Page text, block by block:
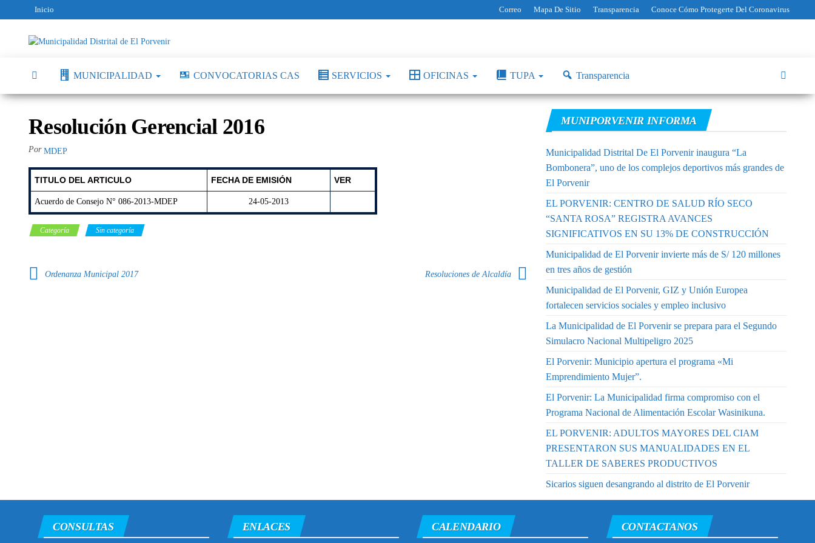
Inicio Correo Mapa De Sitio Transparencia Conoce Cómo Protegerte Del Coronavirus
Distrital de El
Calzado
Peruano
MUNICIPALIDAD CONVOCATORIAS CAS SERVICIOS OFICINAS TUPA Transparencia
Resolución Gerencial 2016
Por MDEP
TITULO DEL ARTICULO FECHA DE EMISIÓN VER
Acuerdo de Consejo N° 086-2013-MDEP 24-05-2013
Categoría Sin categoría
Ordenanza Municipal 2017 Resoluciones de Alcaldía
MUNIPORVENIR INFORMA
Municipalidad Distrital De El Porvenir inaugura “La
Bombonera”, uno de los complejos deportivos más grandes de
El Porvenir
EL PORVENIR: CENTRO DE SALUD RÍO SECO
“SANTA ROSA” REGISTRA AVANCES
SIGNIFICATIVOS EN SU 13% DE CONSTRUCCIÓN
Municipalidad de El Porvenir invierte más de S/ 120 millones
en tres años de gestión
Municipalidad de El Porvenir, GIZ y Unión Europea
fortalecen servicios sociales y empleo inclusivo
La Municipalidad de El Porvenir se prepara para el Segundo
Simulacro Nacional Multipeligro 2025
El Porvenir: Municipio apertura el programa «Mi
Emprendimiento Mujer”.
El Porvenir: La Municipalidad firma compromiso con el
Programa Nacional de Alimentación Escolar Wasinikuna.
EL PORVENIR: ADULTOS MAYORES DEL CIAM
PRESENTARON SUS MANUALIDADES EN EL
TALLER DE SABERES PRODUCTIVOS
Sicarios siguen desangrando al distrito de El Porvenir
CONSULTAS ENLACES CALENDARIO CONTACTANOS